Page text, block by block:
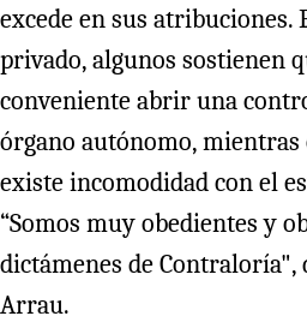
excede en sus atribuciones.
privado, algunos sostienen
conveniente abrir una
órgano autónomo,
existe incomodidad con el
“Somos muy obedientes y
dictámenes de
Arrau.